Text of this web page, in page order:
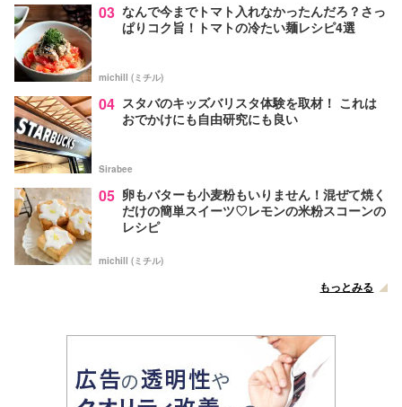
03 なんで今までトマト入れなかったんだろ？さっ
ぱりコク旨！トマトの冷たい麺レシピ4選
michill (ミチル)
04 スタバのキッズバリスタ体験を取材！ これは
おでかけにも自由研究にも良い
Sirabee
05 卵もバターも小麦粉もいりません！混ぜて焼く
だけの簡単スイーツ♡レモンの米粉スコーンの
レシピ
michill (ミチル)
もっとみる